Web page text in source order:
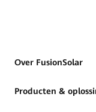
Over FusionSolar
Producten &